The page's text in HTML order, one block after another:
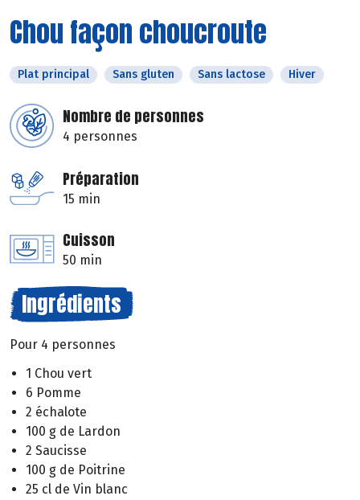
Chou façon choucroute
Plat principal Sans gluten Sans lactose Hiver
Nombre de personnes
4 personnes
Préparation
15 min
Cuisson
50 min
Ingrédients
Pour 4 personnes
1 Chou vert
6 Pomme
2 échalote
100 g de Lardon
2 Saucisse
100 g de Poitrine
25 cl de Vin blanc